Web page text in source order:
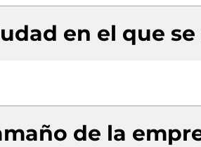
en el que
de la